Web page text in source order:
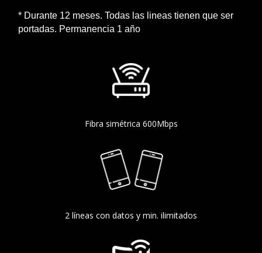
* Durante 12 meses. Todas las lineas tienen que ser
portadas. Permanencia 1 año
Fibra simétrica 600Mbps
2 líneas con datos y min. ilimitados